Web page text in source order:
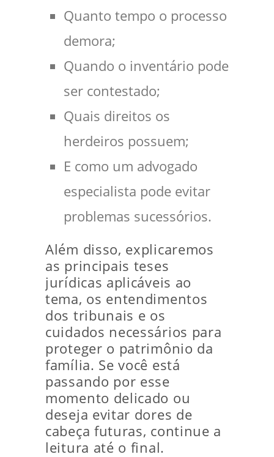
Quanto tempo o processo
demora;
Quando o inventário pode
ser contestado;
Quais direitos os
herdeiros possuem;
E como um advogado
especialista pode evitar
problemas sucessórios.
Além disso, explicaremos
as principais teses
jurídicas aplicáveis ao
tema, os entendimentos
dos tribunais e os
cuidados necessários para
proteger o patrimônio da
família. Se você está
passando por esse
momento delicado ou
deseja evitar dores de
cabeça futuras, continue a
leitura até o final.